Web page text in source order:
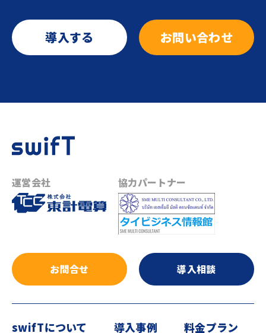
導入する お問い合わせ
運営会社 協力パートナー
お問合せ 導入相談
swifTについて 導入事例 料金プラン